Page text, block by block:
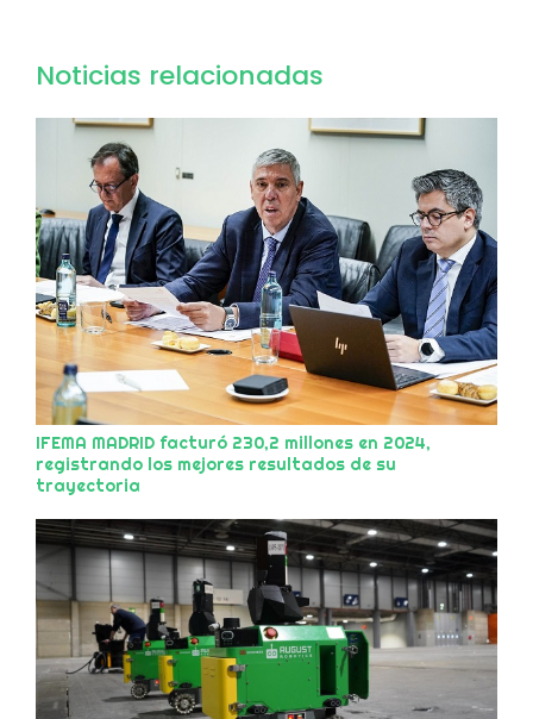
Noticias relacionadas
IFEMA MADRID facturó 230,2 millones en 2024,
registrando los mejores resultados de su
trayectoria